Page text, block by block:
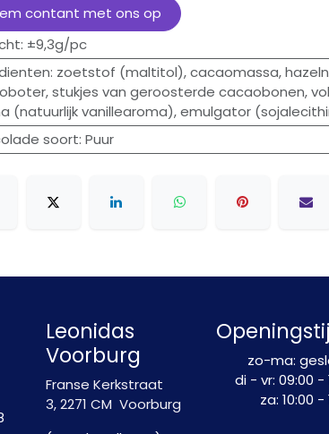
contant met ons op
: ±9,3g/pc
: zoetstof (maltitol), cacaomassa,
stukjes van geroosterde cacaobonen,
(natuurlijk vanillearoma), emulgator
soort: Puur
Leonidas
Voorburg
Franse Kerkstraat
3, 2271 CM Voorburg
zo-ma:
di - vr: 09:00 -
​za: 10:00 -